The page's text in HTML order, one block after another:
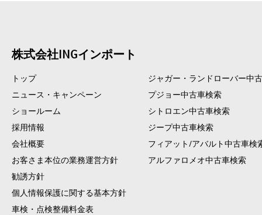
株式会社INGインポート
トップ
ニュース・キャンペーン
ショールーム
採用情報
会社概要
お客さま本位の業務運営方針
勧誘方針
個人情報保護に関する基本方針
車検・点検整備料金表
ジャガー・ランドローバー中
プジョー中古車検索
シトロエン中古車検索
ジープ中古車検索
フィアット/アバルト中古車検
アルファロメオ中古車検索